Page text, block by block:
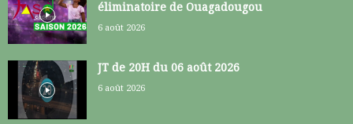
éliminatoire de Ouagadougou
6 août 2026
JT de 20H du 06 août 2026
6 août 2026